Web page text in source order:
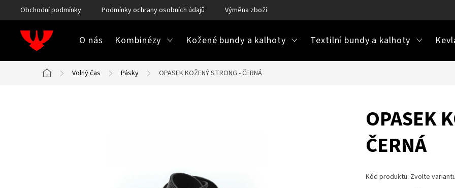
na
obsah
Obchodní podmínky Podmínky ochrany osobních údajů Výměna zboží
O nás Kombinézy Kožené bundy a kalhoty Textilní bundy a kalhoty
Domů
Volný čas Pásky OPASEK KOŽENÝ STRONG - ČERNÁ
OPASEK
ČERNÁ
Kód produktu: Zvolte variantu